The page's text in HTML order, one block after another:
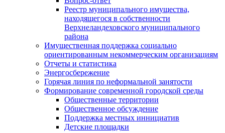
Реестр муниципального имущества,
находящегося в собственности
Верхнеландеховского муниципального
района
Имущественная поддержка социально
ориентированным некоммерческим организациям
Отчеты и статистика
Энергосбережение
Горячая линия по неформальной занятости
Формирование современной городской среды
Общественные территории
Общественное обсуждение
Поддержка местных иннициатив
Детские площадки